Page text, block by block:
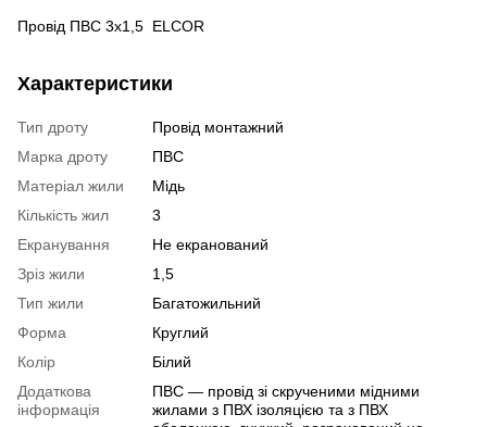
Провід ПВС 3х1,5 ELCOR
Характеристики
Тип дроту
Провід монтажний
Марка дроту
ПВС
Матеріал жили
Мідь
Кількість жил
3
Екранування
Не екранований
Зріз жили
1,5
Тип жили
Багатожильний
Форма
Круглий
Колір
Білий
Додаткова
інформація
ПВС — провід зі скрученими мідними
жилами з ПВХ ізоляцією та з ПВХ